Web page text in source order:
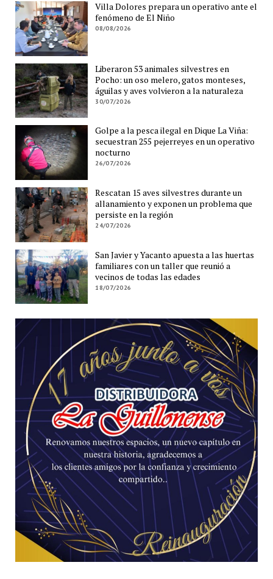
Villa Dolores prepara un operativo ante el
fenómeno de El Niño
08/08/2026
Liberaron 53 animales silvestres en
Pocho: un oso melero, gatos monteses,
águilas y aves volvieron a la naturaleza
30/07/2026
Golpe a la pesca ilegal en Dique La Viña:
secuestran 255 pejerreyes en un operativo
nocturno
26/07/2026
Rescatan 15 aves silvestres durante un
allanamiento y exponen un problema que
persiste en la región
24/07/2026
San Javier y Yacanto apuesta a las huertas
familiares con un taller que reunió a
vecinos de todas las edades
18/07/2026